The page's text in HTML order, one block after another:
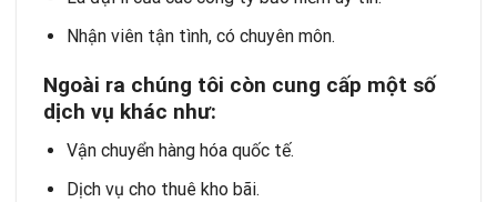
Nhận viên tận tình, có chuyên môn.
Ngoài ra chúng tôi còn cung cấp một số
dịch vụ khác như:
Vận chuyển hàng hóa quốc tế.
Dịch vụ cho thuê kho bãi.